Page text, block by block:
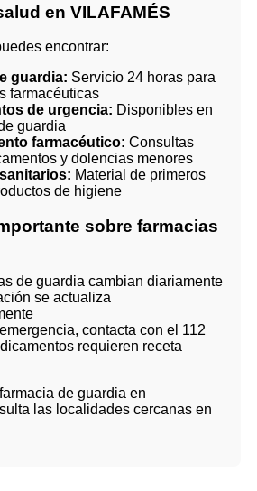
en VILAFAMÉS
encontrar:
guardia: Servicio 24 horas para
farmacéuticas
de urgencia: Disponibles en
guardia
farmacéutico: Consultas
y dolencias menores
Material de primeros
de higiene
sobre farmacias
de guardia cambian diariamente
se actualiza
contacta con el 112
requieren receta
de guardia en
las localidades cercanas en